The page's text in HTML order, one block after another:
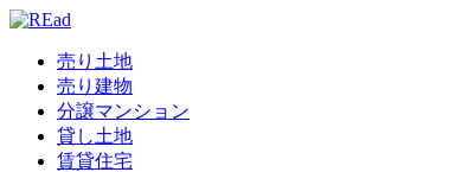
売り土地
売り建物
分譲マンション
貸し土地
賃貸住宅